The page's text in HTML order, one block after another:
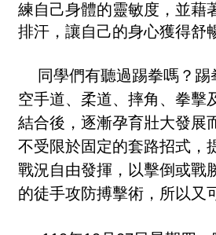
練自己身體的靈敏度，並藉
排汗，讓自己的身心獲得舒
同學們有聽過踢拳嗎？踢
空手道、柔道、摔角、拳擊
結合後，逐漸孕育壯大發展
不受限於固定的套路招式，
戰況自由發揮，以擊倒或戰
的徒手攻防搏擊術，所以又